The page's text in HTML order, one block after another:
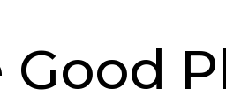
Good